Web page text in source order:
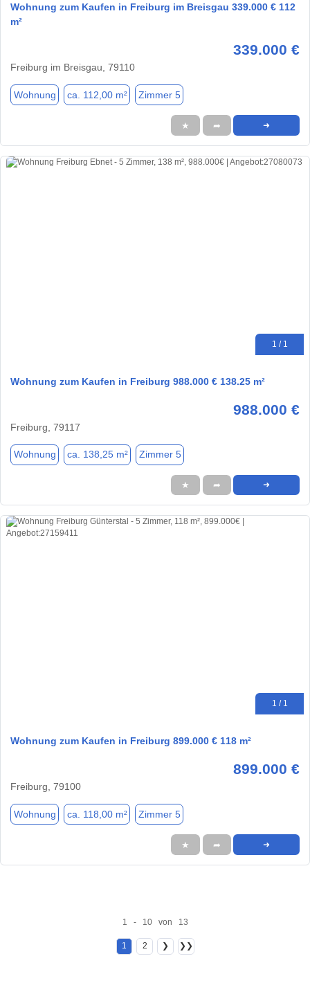
Wohnung zum Kaufen in Freiburg im Breisgau 339.000 € 112
m²
339.000 €
Freiburg im Breisgau, 79110
Wohnung ca. 112,00 m² Zimmer 5
★ ➦ ➜
1 / 1
Wohnung zum Kaufen in Freiburg 988.000 € 138.25 m²
988.000 €
Freiburg, 79117
Wohnung ca. 138,25 m² Zimmer 5
★ ➦ ➜
1 / 1
Wohnung zum Kaufen in Freiburg 899.000 € 118 m²
899.000 €
Freiburg, 79100
Wohnung ca. 118,00 m² Zimmer 5
★ ➦ ➜
1 - 10 von 13
1 2 ❯ ❯❯